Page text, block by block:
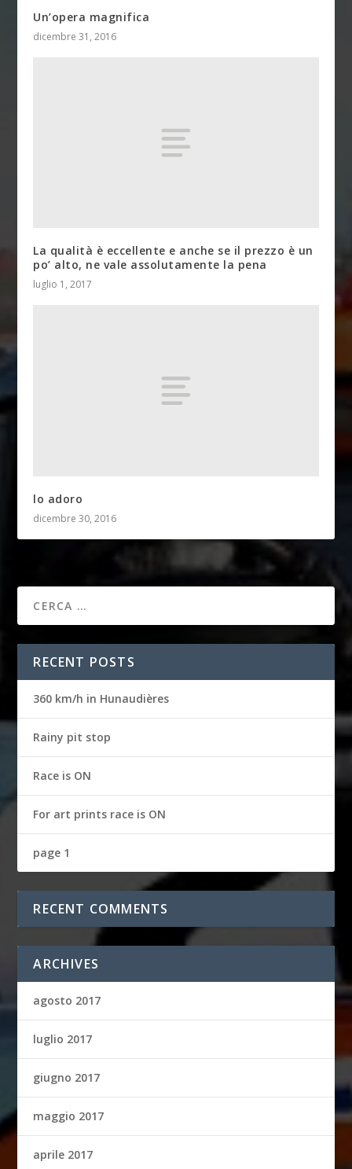
Un’opera magnifica
dicembre 31, 2016
La qualità è eccellente e anche se il prezzo è un
po’ alto, ne vale assolutamente la pena
luglio 1, 2017
lo adoro
dicembre 30, 2016
RECENT POSTS
360 km/h in Hunaudières
Rainy pit stop
Race is ON
For art prints race is ON
page 1
RECENT COMMENTS
ARCHIVES
agosto 2017
luglio 2017
giugno 2017
maggio 2017
aprile 2017